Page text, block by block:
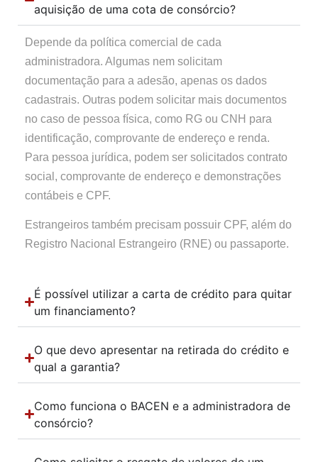
aquisição de uma cota de consórcio?
Depende da política comercial de cada
administradora. Algumas nem solicitam
documentação para a adesão, apenas os dados
cadastrais. Outras podem solicitar mais documentos
no caso de pessoa física, como RG ou CNH para
identificação, comprovante de endereço e renda.
Para pessoa jurídica, podem ser solicitados contrato
social, comprovante de endereço e demonstrações
contábeis e CPF.
Estrangeiros também precisam possuir CPF, além do
Registro Nacional Estrangeiro (RNE) ou passaporte.
É possível utilizar a carta de crédito para quitar
um financiamento?
O que devo apresentar na retirada do crédito e
qual a garantia?
Como funciona o BACEN e a administradora de
consórcio?